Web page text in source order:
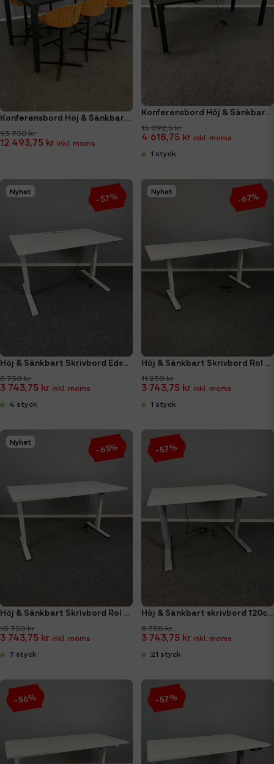
Konferensbord Höj & Sänkbart med Barstolar Paket
93 750 kr
12 493,75 kr
Konferensbord Höj & Sänkbart Holmris B8 H4 180x90cm
15 092,5 kr
4 618,75 kr
1 styck
Höj & Sänkbart Skrivbord Edsbyn Choice 120x80
8 750 kr
3 743,75 kr
4 styck
Nyhet -57%
Höj & Sänkbart Skrivbord Rol Ergo 180x80cm
11 250 kr
3 743,75 kr
1 styck
Nyhet -67%
Höj & Sänkbart Skrivbord Rol Ergo 140x80cm
10 750 kr
3 743,75 kr
7 styck
Nyhet -65%
Höj & Sänkbart skrivbord 120cm Lanab (Ny bordsskiva)
8 750 kr
3 743,75 kr
21 styck
-57%
-56% -57%